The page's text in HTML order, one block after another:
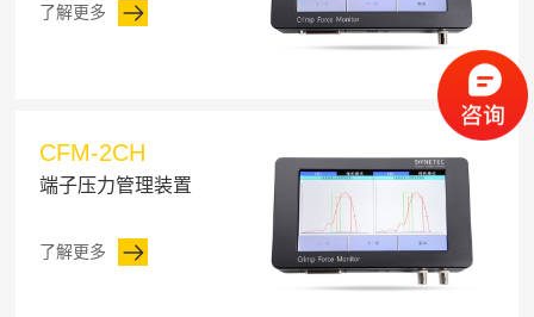
了解更多
CFM-2CH
端子压力管理装置
了解更多